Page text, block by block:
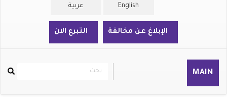
English عربية
الإبلاغ عن مخالفة التبرع الآن
MAIN
Rechercher
بحث